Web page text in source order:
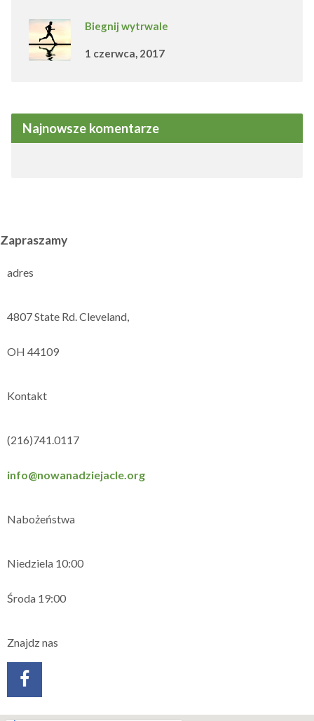
Biegnij wytrwale
1 czerwca, 2017
Najnowsze komentarze
Zapraszamy
adres
4807 State Rd. Cleveland,
OH 44109
Kontakt
(216)741.0117
info@nowanadziejacle.org
Nabożeństwa
Niedziela 10:00
Środa 19:00
Znajdz nas